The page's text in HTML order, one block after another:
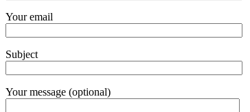
Your email
Subject
Your message (optional)